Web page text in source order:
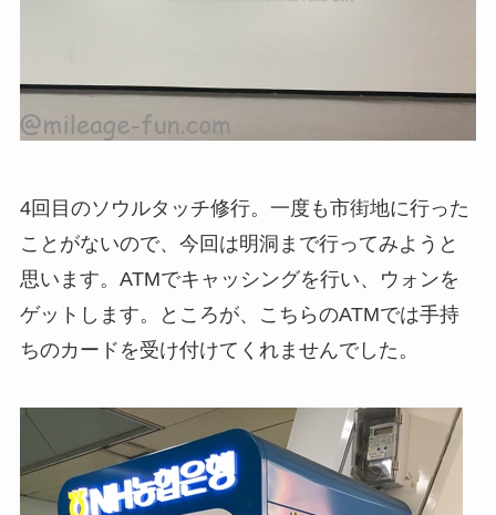
4回目のソウルタッチ修行。一度も市街地に行った
ことがないので、今回は明洞まで行ってみようと
思います。ATMでキャッシングを行い、ウォンを
ゲットします。ところが、こちらのATMでは手持
ちのカードを受け付けてくれませんでした。